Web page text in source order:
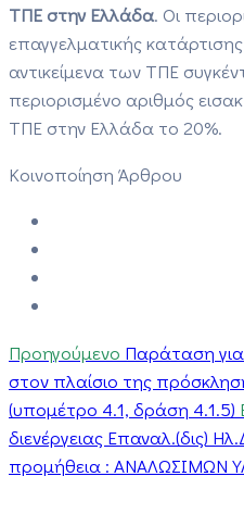
ΤΠΕ στην Ελλάδα. Οι
επαγγελματικής
αντικείμενα των ΤΠΕ
περιορισμένο αριθμός
ΤΠΕ στην Ελλάδα το 20%.
Κοινοποίηση Άρθρου
Προηγούμενο Παράταση
στον πλαίσιο της
(υπομέτρο 4.1, δράση 4.1.5)
διενέργειας Επαναλ.(δις)
προμήθεια : ΑΝΑΛΩΣΙΜΩΝ